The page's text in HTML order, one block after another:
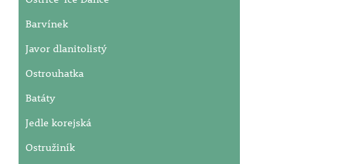
Barvínek
Javor dlanitolistý
Ostrouhatka
Batáty
Jedle korejská
Ostružiník